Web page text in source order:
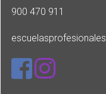
900 470 911
escuelasprofesionales